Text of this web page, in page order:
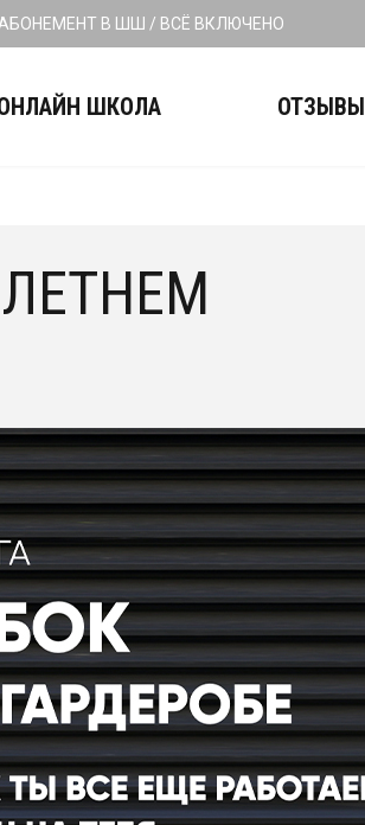
В ШШ / ВСЁ ВКЛЮЧЕНО
ШКОЛА ОТЗЫВЫ